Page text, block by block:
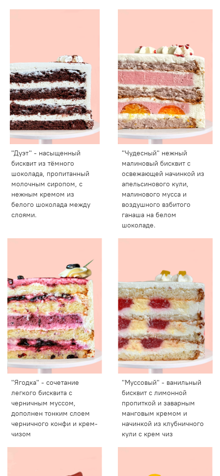
"Дуэт" - насыщенный
бисквит из тёмного
шоколада, пропитанный
молочным сиропом, с
нежным кремом из
белого шоколада между
слоями.
"Чудесный" нежный
малиновый бисквит с
освежающей начинкой из
апельсинового кули,
малинового мусса и
воздушного взбитого
ганаша на белом
шоколаде.
"Ягодка" - сочетание
легкого бисквита с
черничным муссом,
дополнен тонким слоем
черничного конфи и крем-
чизом
"Муссовый" - ванильный
бисквит с лимонной
пропиткой и заварным
манговым кремом и
начинкой из клубничного
кули с крем чиз